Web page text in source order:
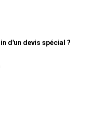
d'un devis spécial ?